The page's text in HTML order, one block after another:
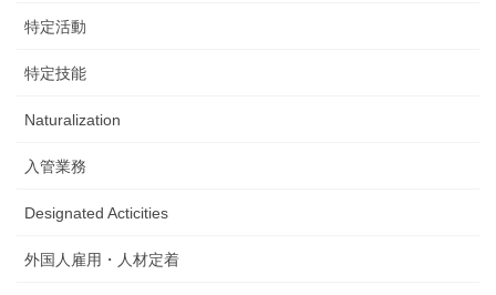
特定活動
特定技能
Naturalization
入管業務
Designated Acticities
外国人雇用・人材定着